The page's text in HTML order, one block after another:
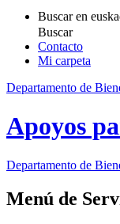
Buscar en
Buscar
Contacto
Mi carpeta
Departamento de
Apoyos
Departamento de
Menú de